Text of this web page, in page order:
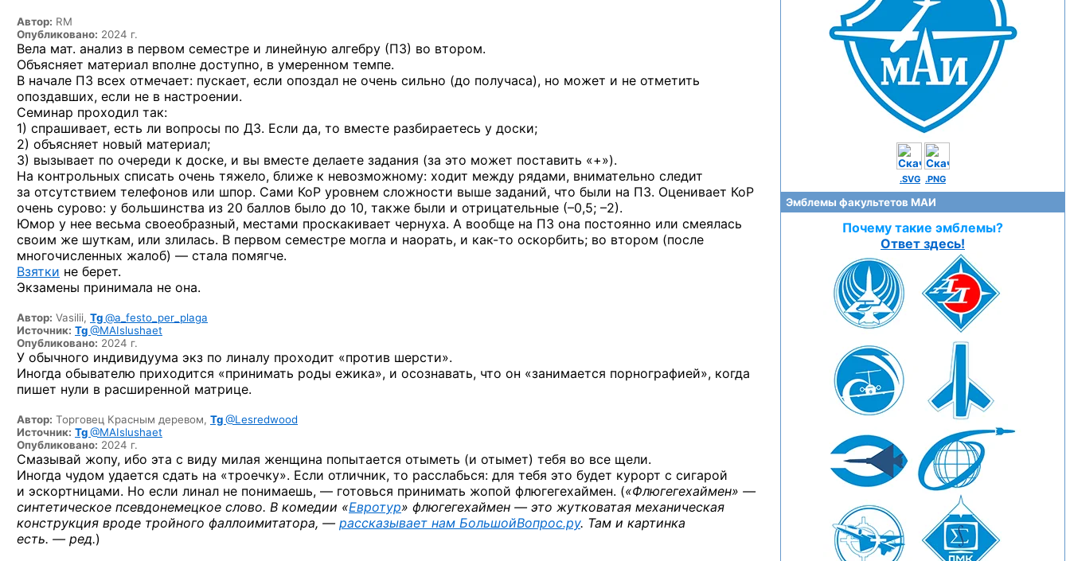
Автор: RM
Опубликовано: 2024 г.
Вела мат. анализ в первом семестре и линейную алгебру (ПЗ) во втором.
Объясняет материал вполне доступно, в умеренном темпе.
В начале ПЗ всех отмечает: пускает, если опоздал не очень сильно (до получаса), но может и не отметить
опоздавших, если не в настроении.
Семинар проходил так:
1) спрашивает, есть ли вопросы по ДЗ. Если да, то вместе разбираетесь у доски;
2) объясняет новый материал;
3) вызывает по очереди к доске, и вы вместе делаете задания (за это может поставить «+»).
На контрольных списать очень тяжело, ближе к невозможному: ходит между рядами, внимательно следит
за отсутствием телефонов или шпор. Сами КоР уровнем сложности выше заданий, что были на ПЗ. Оценивает КоР
очень сурово: у большинства из 20 баллов было до 10, также были и отрицательные (–0,5; –2).
Юмор у нее весьма своеобразный, местами проскакивает чернуха. А вообще на ПЗ она постоянно или смеялась
своим же шуткам, или злилась. В первом семестре могла и наорать, и как-то оскорбить; во втором (после
многочисленных жалоб) — стала помягче.
Взятки не берет.
Экзамены принимала не она.
Автор: Vasilii, Tg@a_festo_per_plaga
Источник: Tg@MAIslushaet
Опубликовано: 2024 г.
У обычного индивидуума экз по линалу проходит «против шерсти».
Иногда обывателю приходится «принимать роды ежика», и осознавать, что он «занимается порнографией», когда
пишет нули в расширенной матрице.
Автор: Торговец Красным деревом, Tg@Lesredwood
Источник: Tg@MAIslushaet
Опубликовано: 2024 г.
Смазывай жопу, ибо эта с виду милая женщина попытается отыметь (и отымет) тебя во все щели.
Иногда чудом удается сдать на «троечку». Если отличник, то расслабься: для тебя это будет курорт с сигарой
и эскортницами. Но если линал не понимаешь, — готовься принимать жопой флюгегехаймен. («Флюгегехаймен» —
синтетическое псевдонемецкое слово. В комедии «Евротур» флюгегехаймен — это жутковатая механическая
конструкция вроде тройного фаллоимитатора, — рассказывает нам БольшойВопрос.ру. Там и картинка
есть. — ред.)
.SVG .PNG
Эмблемы факультетов МАИ
Почему такие эмблемы?
Ответ здесь!